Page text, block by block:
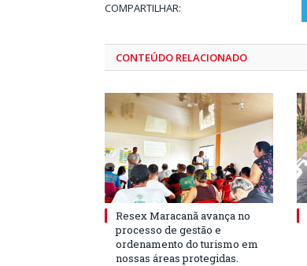
COMPARTILHAR:
CONTEÚDO RELACIONADO
Resex Maracanã avança no
processo de gestão e
ordenamento do turismo em
nossas áreas protegidas.